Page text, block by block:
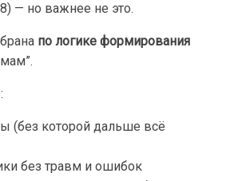
— но важнее не это.
по логике формирования
(без которой дальше всё
без травм и ошибок